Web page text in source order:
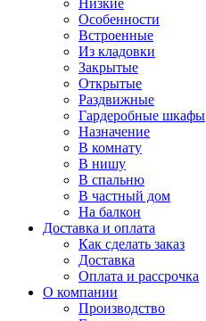
Низкие
Особенности
Встроенные
Из кладовки
Закрытые
Открытые
Раздвижные
Гардеробные шкафы
Назначение
В комнату
В нишу
В спальню
В частный дом
На балкон
Доставка и оплата
Как сделать заказ
Доставка
Оплата и рассрочка
О компании
Производство